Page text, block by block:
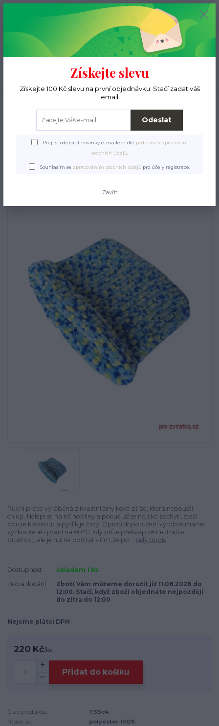
Menu
(Po-Pá, 9-15 hod.)
0 ks
0 Kč
Tulipytlíky Samet Soft
Color 4
Tulipytlík Samet Soft Color
4
Ruční práce vyráběná z kvalitní žinylkové příze, která nepouští
chlup. Nelepí se na ně hobliny a pokud už se nějaká zachytí, stačí
pouze klepnout a pytlík je čistý. Oproti doporučení výrobce máme
vyzkoušené i praní na 60°C, kdy příze překvapivě neztratila
pružnost, ale je nutné počítat s tím, že po ... celý popis
Dostupnost
skladem 1 ks
Doba dodání
Zboží Vám můžeme doručit již 11.08.2026 do
12:00. Stačí, když zboží objednáte nejpozději
do zítra do 12:00
Nejsme plátci DPH
220 Kč/ks
Přidat do košíku
Číslo produktu:
TSSc4
materiál:
polyester 100%
Získejte slevu
Získejte 100 Kč slevu na první objednávku. Stačí zadat váš
email
Odeslat
Přeji si odebírat novinky e-mailem dle podmínek zpracování
osobních údajů.
Souhlasím se zpracováním osobních údajů pro účely registrace.
Zavřít